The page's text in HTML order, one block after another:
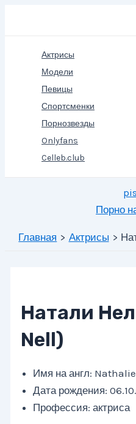
Актрисы
Модели
Певицы
Спортсменки
Порнозвезды
Onlyfans
Celleb.club
Порно
Главная Актрисы
Натали
Nell)
Имя на англ:
Дата рождения:
Профессия: актриса